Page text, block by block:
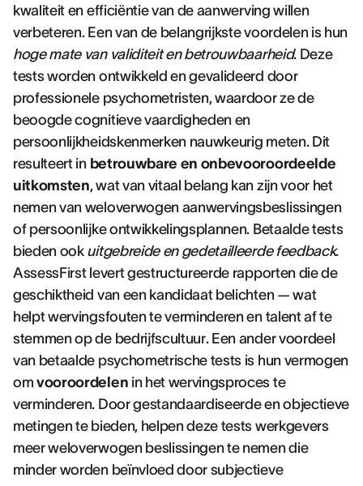
kwaliteit en efficiëntie van de aanwerving willen
verbeteren. Een van de belangrijkste voordelen is hun
hoge mate van validiteit en betrouwbaarheid. Deze
tests worden ontwikkeld en gevalideerd door
professionele psychometristen, waardoor ze de
beoogde cognitieve vaardigheden en
persoonlijkheidskenmerken nauwkeurig meten. Dit
resulteert in betrouwbare en onbevooroordeelde
uitkomsten, wat van vitaal belang kan zijn voor het
nemen van weloverwogen aanwervingsbeslissingen
of persoonlijke ontwikkelingsplannen. Betaalde tests
bieden ook uitgebreide en gedetailleerde feedback.
AssessFirst levert gestructureerde rapporten die de
geschiktheid van een kandidaat belichten — wat
helpt wervingsfouten te verminderen en talent af te
stemmen op de bedrijfscultuur. Een ander voordeel
van betaalde psychometrische tests is hun vermogen
omvooroordelen in het wervingsproces te
verminderen. Door gestandaardiseerde en objectieve
metingen te bieden, helpen deze tests werkgevers
meer weloverwogen beslissingen te nemen die
minder worden beïnvloed door subjectieve